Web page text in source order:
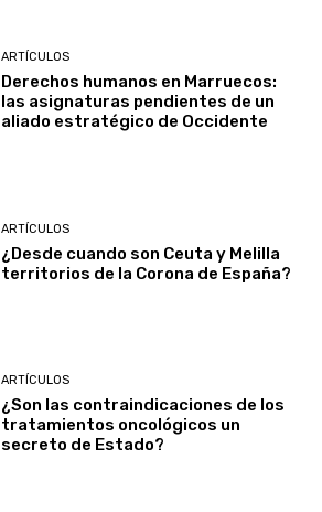
ARTÍCULOS
Derechos humanos en Marruecos:
las asignaturas pendientes de un
aliado estratégico de Occidente
ARTÍCULOS
¿Desde cuando son Ceuta y Melilla
territorios de la Corona de España?
ARTÍCULOS
¿Son las contraindicaciones de los
tratamientos oncológicos un
secreto de Estado?